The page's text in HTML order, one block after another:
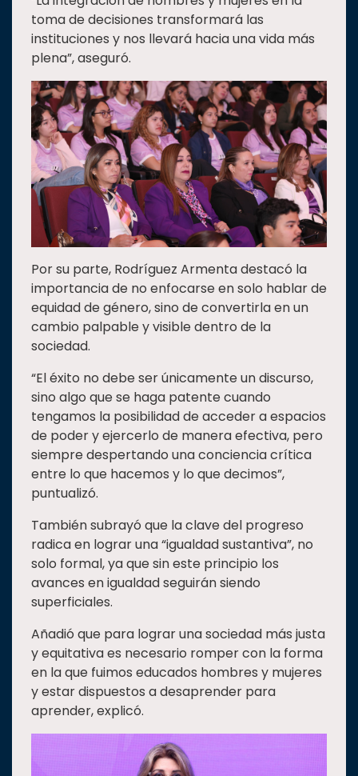
toma de decisiones transformará las
instituciones y nos llevará hacia una vida más
plena”, aseguró.
Por su parte, Rodríguez Armenta destacó la
importancia de no enfocarse en solo hablar de
equidad de género, sino de convertirla en un
cambio palpable y visible dentro de la
sociedad.
“El éxito no debe ser únicamente un discurso,
sino algo que se haga patente cuando
tengamos la posibilidad de acceder a espacios
de poder y ejercerlo de manera efectiva, pero
siempre despertando una conciencia crítica
entre lo que hacemos y lo que decimos”,
puntualizó.
También subrayó que la clave del progreso
radica en lograr una “igualdad sustantiva”, no
solo formal, ya que sin este principio los
avances en igualdad seguirán siendo
superficiales.
Añadió que para lograr una sociedad más justa
y equitativa es necesario romper con la forma
en la que fuimos educados hombres y mujeres
y estar dispuestos a desaprender para
aprender, explicó.